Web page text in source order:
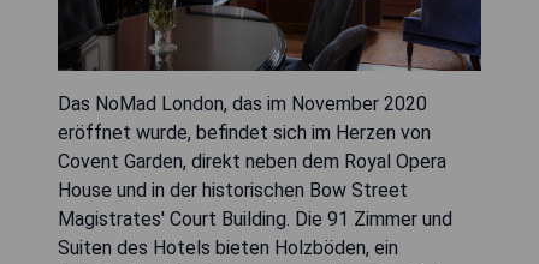
Das NoMad London, das im November 2020
eröffnet wurde, befindet sich im Herzen von
Covent Garden, direkt neben dem Royal Opera
House und in der historischen Bow Street
Magistrates' Court Building. Die 91 Zimmer und
Suiten des Hotels bieten Holzböden, ein